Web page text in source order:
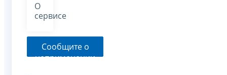
О
сервисе
Сообщите о
неприменении